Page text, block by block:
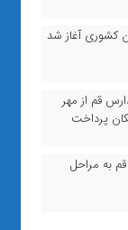
کشوری آغاز شد
قم از مهر
پرداخت
به مراحل